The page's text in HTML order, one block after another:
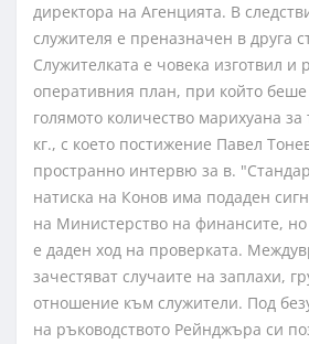
директора на Агенцията. В
служителя е преназначен в друга
Служителката е човека изготвил и
оперативния план, при който
голямото количество марихуана за
кг., с което постижение Павел
пространно интервю за в.
натиска на Конов има подаден
на Министерство на финансите,
е даден ход на проверката.
зачестяват случаите на заплахи,
отношение към служители. Под
на ръководството Рейнджъра си